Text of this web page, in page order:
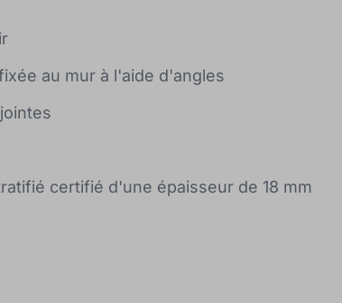
au mur à l'aide d'angles
certifié d'une épaisseur de 18 mm